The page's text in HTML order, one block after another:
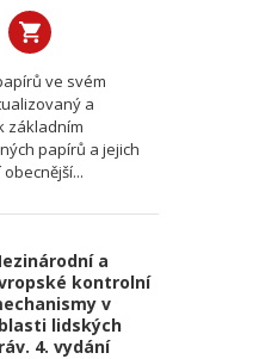
ve svém
a
základním
papírů a jejich
a
kontrolní
v
lidských
4. vydání